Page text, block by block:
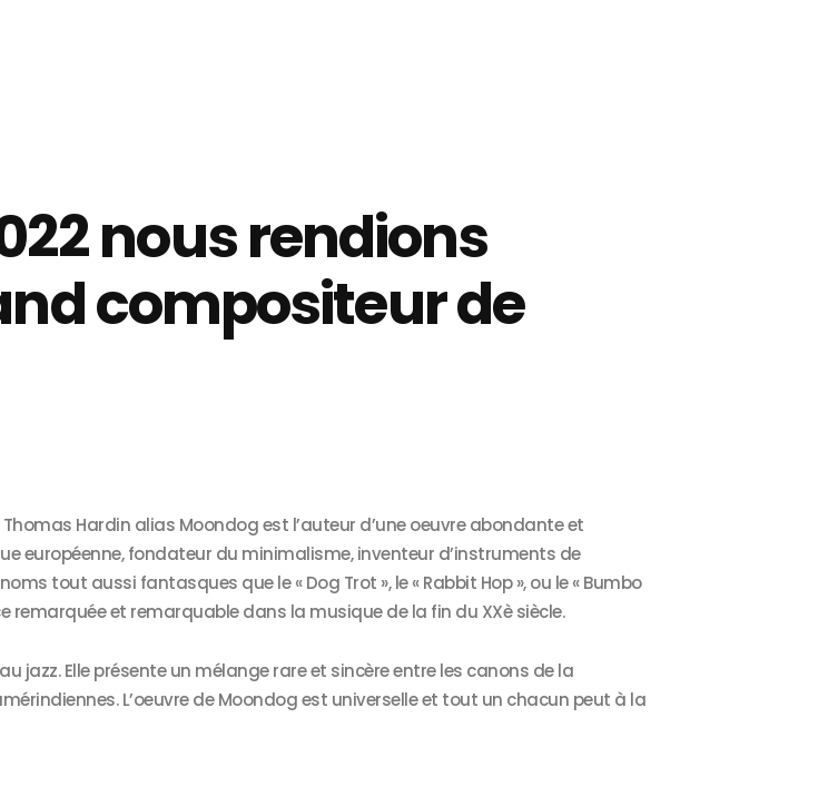
nous rendions
compositeur de
Hardin alias Moondog est l’auteur d’une oeuvre abondante et
européenne, fondateur du minimalisme, inventeur d’instruments de
tout aussi fantasques que le « Dog Trot », le « Rabbit Hop », ou le « Bumbo
remarquée et remarquable dans la musique de la fin du XXè siècle.
jazz. Elle présente un mélange rare et sincère entre les canons de la
L’oeuvre de Moondog est universelle et tout un chacun peut à la